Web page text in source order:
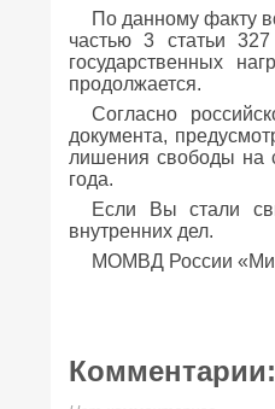
По данному факту
частью 3 статьи
государственных
продолжается.
Согласно
документа,
лишения свободы на
года.
Если Вы стали
внутренних дел.
МОМВД России
Комментарии: